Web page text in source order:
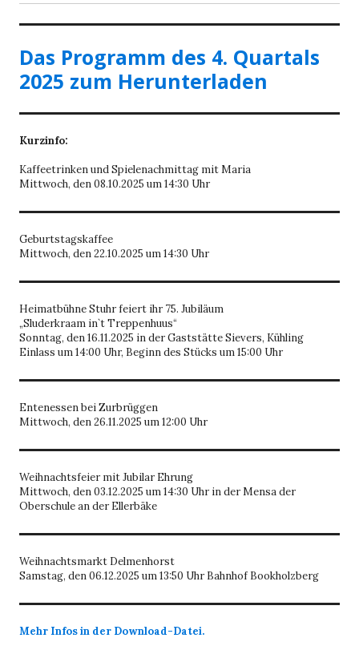
Das Programm des 4. Quartals
2025 zum Herunterladen
Kurzinfo:
Kaffeetrinken und Spielenachmittag mit Maria
Mittwoch, den 08.10.2025 um 14:30 Uhr
Geburtstagskaffee
Mittwoch, den 22.10.2025 um 14:30 Uhr
Heimatbühne Stuhr feiert ihr 75. Jubiläum
„Sluderkraam in`t Treppenhuus“
Sonntag, den 16.11.2025 in der Gaststätte Sievers, Kühling
Einlass um 14:00 Uhr, Beginn des Stücks um 15:00 Uhr
Entenessen bei Zurbrüggen
Mittwoch, den 26.11.2025 um 12:00 Uhr
Weihnachtsfeier mit Jubilar Ehrung
Mittwoch, den 03.12.2025 um 14:30 Uhr in der Mensa der
Oberschule an der Ellerbäke
Weihnachtsmarkt Delmenhorst
Samstag, den 06.12.2025 um 13:50 Uhr Bahnhof Bookholzberg
Mehr Infos in der Download-Datei.